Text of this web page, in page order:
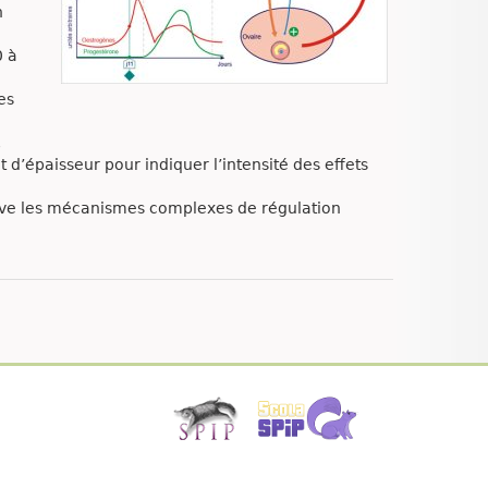
à
pour indiquer l’intensité des effets
les mécanismes complexes de régulation